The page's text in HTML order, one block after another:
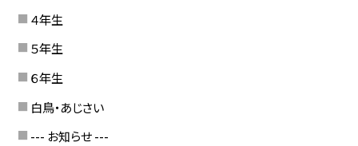
４年生
５年生
６年生
白鳥・あじさい
--- お知らせ ---